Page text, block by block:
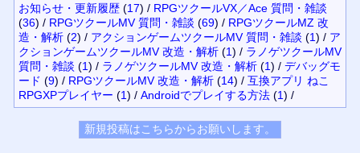
お知らせ・更新履歴 (17) / RPGツクールVX／Ace 質問・雑談
(36) / RPGツクールMV 質問・雑談 (69) / RPGツクールMZ 改
造・解析 (2) / アクションゲームツクールMV 質問・雑談 (1) / ア
クションゲームツクールMV 改造・解析 (1) / ラノゲツクールMV
質問・雑談 (1) / ラノゲツクールMV 改造・解析 (1) / デバッグモ
ード (9) / RPGツクールMV 改造・解析 (14) / 互換アプリ ねこ
RPGXPプレイヤー (1) / Androidでプレイする方法 (1) /